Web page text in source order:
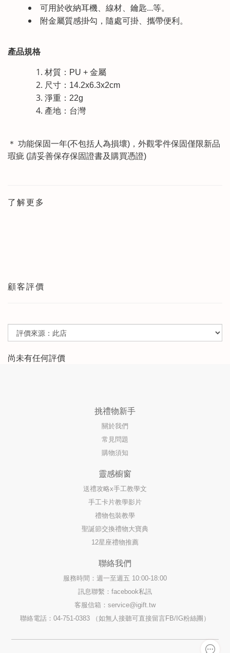
可用於收納耳機、線材、鑰匙...等。
附金屬質感掛勾，隨處可掛、攜帶便利。
產品規格
材質：PU + 金屬
尺寸：14.2x6.3x2cm
淨重：22g
產地：台灣
＊ 功能保固一年(不包括人為損壞)，外觀零件保固僅限新品
瑕疵 (請妥善保存保固證書及購買憑證)
了解更多
顧客評價
尚未有任何評價
挑禮物新手
關於我們
常見問題
購物須知
靈感櫥窗
送禮攻略x手工教學文
手工卡片教學影片
禮物包裝教學
聖誕節交換禮物大寶典
12星座禮物推薦
聯絡我們
服務時間：週一至週五 10:00-18:00
訊息聯繫：facebook私訊
客服信箱： service@igift.tw
聯絡電話：04-751-0383 （如無人接聽可直接留言FB/IG粉絲團）